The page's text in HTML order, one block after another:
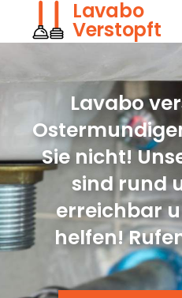
Lavabo
Verstopft
Lavabo
Sie nicht!
sind rund
erreichbar
helfen!